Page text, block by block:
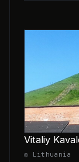
Vitaliy
◎ Lithuania